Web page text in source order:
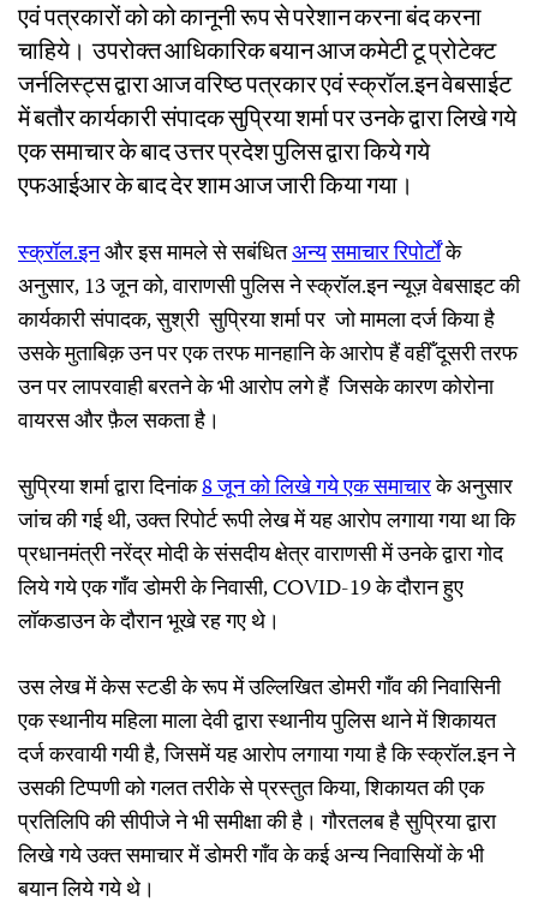
एवं पत्रकारों को को कानूनी रूप से परेशान करना बंद करना
चाहिये। उपरोक्त आधिकारिक बयान आज कमेटी टू प्रोटेक्ट
जर्नलिस्ट्स द्वारा आज वरिष्ठ पत्रकार एवं स्क्रॉल.इन वेबसाईट
में बतौर कार्यकारी संपादक सुप्रिया शर्मा पर उनके द्वारा लिखे गये
एक समाचार के बाद उत्तर प्रदेश पुलिस द्वारा किये गये
एफआईआर के बाद देर शाम आज जारी किया गया।
स्क्रॉल.इनऔर इस मामले से सबंधितअन्यसमाचाररिपोर्टोंके
अनुसार, 13 जून को, वाराणसी पुलिस ने स्क्रॉल.इन न्यूज़ वेबसाइट की
कार्यकारी संपादक, सुश्री सुप्रिया शर्मा पर जो मामला दर्ज किया है
उसके मुताबिक़ उन पर एक तरफ मानहानि के आरोप हैं वहीँ दूसरी तरफ
उन पर लापरवाही बरतने के भी आरोप लगे हैं जिसके कारण कोरोना
वायरस और फ़ैल सकता है।
सुप्रिया शर्मा द्वारा दिनांक8जूनकोलिखेगयेएकसमाचारके अनुसार
जांच की गई थी, उक्त रिपोर्ट रूपी लेख में यह आरोप लगाया गया था कि
प्रधानमंत्री नरेंद्र मोदी के संसदीय क्षेत्र वाराणसी में उनके द्वारा गोद
लिये गये एक गाँव डोमरी के निवासी, COVID-19 के दौरान हुए
लॉकडाउन के दौरान भूखे रह गए थे।
उस लेख में केस स्टडी के रूप में उल्लिखित डोमरी गाँव की निवासिनी
एक स्थानीय महिला माला देवी द्वारा स्थानीय पुलिस थाने में शिकायत
दर्ज करवायी गयी है, जिसमें यह आरोप लगाया गया है कि स्क्रॉल.इन ने
उसकी टिप्पणी को गलत तरीके से प्रस्तुत किया, शिकायत की एक
प्रतिलिपि की सीपीजे ने भी समीक्षा की है। गौरतलब है सुप्रिया द्वारा
लिखे गये उक्त समाचार में डोमरी गाँव के कई अन्य निवासियों के भी
बयान लिये गये थे।